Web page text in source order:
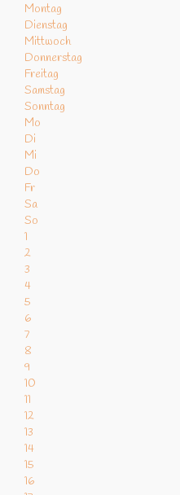
Montag
Dienstag
Mittwoch
Donnerstag
Freitag
Samstag
Sonntag
Mo
Di
Mi
Do
Fr
Sa
So
1
2
3
4
5
6
7
8
9
10
11
12
13
14
15
16